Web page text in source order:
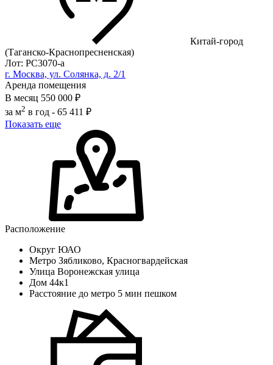
Китай-город
(Таганско-Краснопресненская)
Лот: РС3070-a
г. Москва, ул. Солянка, д. 2/1
Аренда помещения
В месяц 550 000 ₽
за м2 в год - 65 411 ₽
Показать еще
Расположение
Округ ЮАО
Метро Зябликово, Красногвардейская
Улица Воронежская улица
Дом 44к1
Расстояние до метро 5 мин пешком